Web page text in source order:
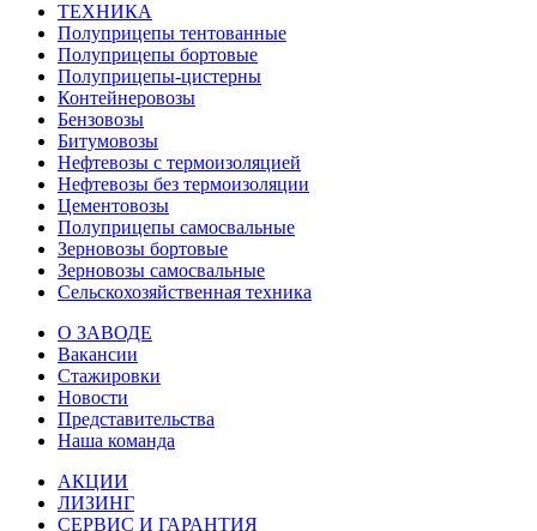
ТЕХНИКА
Полуприцепы тентованные
Полуприцепы бортовые
Полуприцепы-цистерны
Контейнеровозы
Бензовозы
Битумовозы
Нефтевозы с термоизоляцией
Нефтевозы без термоизоляции
Цементовозы
Полуприцепы самосвальные
Зерновозы бортовые
Зерновозы самосвальные
Сельскохозяйственная техника
О ЗАВОДЕ
Вакансии
Стажировки
Новости
Представительства
Наша команда
АКЦИИ
ЛИЗИНГ
СЕРВИС И ГАРАНТИЯ